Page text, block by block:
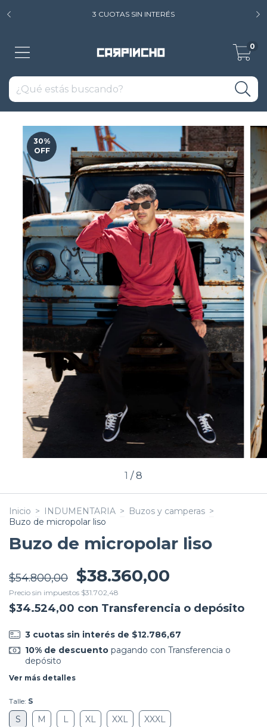
3 CUOTAS SIN INTERÉS
0
30%
OFF
1 /8
Inicio > INDUMENTARIA > Buzos y camperas >
Buzo de micropolar liso
Buzo de micropolar liso
$54.800,00 $38.360,00
Precio sin impuestos $31.702,48
$34.524,00 con Transferencia o depósito
3 cuotas sin interés de $12.786,67
10% de descuentopagando con Transferencia o
depósito
Ver más detalles
Talle: S
S M L XL XXL XXXL